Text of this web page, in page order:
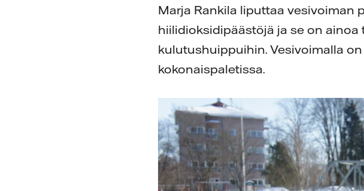
Marja Rankila liputtaa vesivoiman
hiilidioksidipäästöjä ja se on
kulutushuippuihin. Vesivoimalla
kokonaispaletissa.